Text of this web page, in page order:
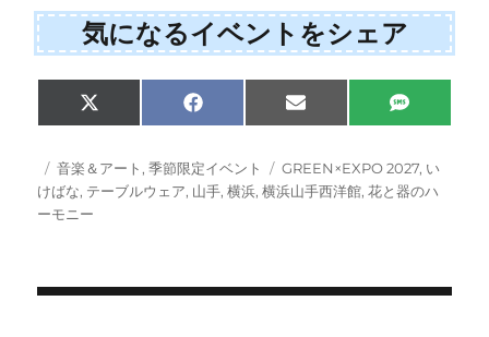
気になるイベントをシェア
Share
on
X
(
w
i
t
Share
on
F
a
e
b
o
Share
on
E
m
i
l
Share
on
S
M
投
稿
日:
カ
テ
ゴ
音楽＆アート ,季節限定イベント
タ
グ
GREEN×EXPO 2027, い
けばな, テーブルウェア, 山手,横浜,横浜山手西洋館,花と器のハ
ーモニー